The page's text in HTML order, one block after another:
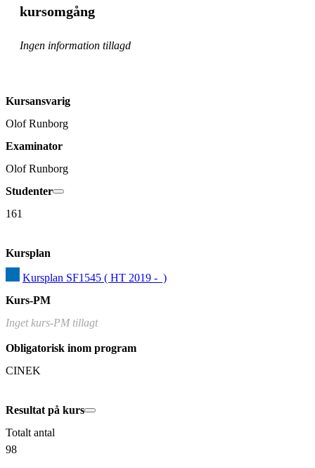
kursomgång
Ingen information tillagd
Kursansvarig
Olof Runborg
Examinator
Olof Runborg
Studenter
161
Kursplan
Kursplan SF1545 ( HT 2019 -  )
Kurs-PM
Inget kurs-PM tillagt
Obligatorisk inom program
CINEK
Resultat på kurs
Totalt antal
98